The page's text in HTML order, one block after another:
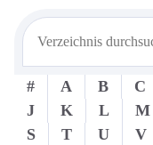
# A B C
J
K L M
S
T U V